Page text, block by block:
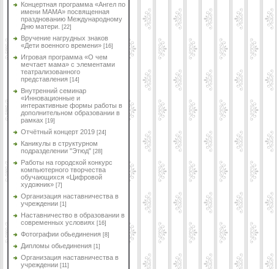
Концертная программа «Ангел по
имени МАМА» посвященная
празднованию Международному
Дню матери.
[22]
Вручение нагрудных знаков
«Дети военного времени» [16]
Игровая программа «О чем
мечтает мама» с элементами
театрализованного
представления [14]
Внутренний семинар
«Инновационные и
интерактивные формы работы в
дополнительном образовании в
рамках [19]
Отчётный концерт 2019 [24]
Каникулы в структурном
подразделении "Этюд" [28]
Работы на городской конкурс
компьютерного творчества
обучающихся «Цифровой
художник» [7]
Организация наставничества в
учреждении [1]
Наставничество в образовании в
современных условиях [16]
Фотографии обьединения [8]
Дипломы обьединения [1]
Организация наставничества в
учреждении [11]